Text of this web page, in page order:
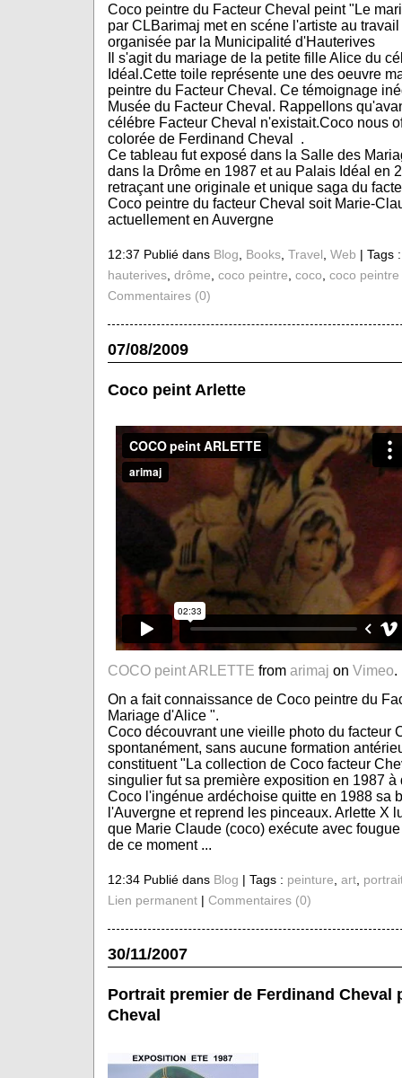
Coco peintre du Facteur Cheval peint "Le
par CLBarimaj met en scéne l'artiste au
organisée par la Municipalité d'Hauterives
Il s'agit du mariage de la petite fille Alice du
Idéal.Cette toile représente une des oeuvre
peintre du Facteur Cheval. Ce témoignage
Musée du Facteur Cheval. Rappellons
célébre Facteur Cheval n'existait.Coco nous
colorée de Ferdinand Cheval .
Ce tableau fut exposé dans la Salle des
dans la Drôme en 1987 et au Palais Idéal en
retraçant une originale et unique saga du
Coco peintre du facteur Cheval soit Marie-
actuellement en Auvergne
12:37 Publié dans Blog Books, Travel Web | Tags
hauterives, drôme coco peintre coco coco
Commentaires (0)
07/08/2009
Coco peint Arlette
COCO peint ARLETTE from arimaj on Vimeo.
On a fait connaissance de Coco peintre du
Mariage d'Alice ".
Coco découvrant une vieille photo du facteur
spontanément, sans aucune formation
constituent "La collection de Coco facteur
singulier fut sa première exposition en 1987
Coco l'ingénue ardéchoise quitte en 1988 sa
l'Auvergne et reprend les pinceaux. Arlette X
que Marie Claude (coco) exécute avec
de ce moment ...
12:34 Publié dans Blog | Tags : peinture art,
Lien permanent| Commentaires (0)
30/11/2007
Portrait premier de Ferdinand Cheval
Cheval